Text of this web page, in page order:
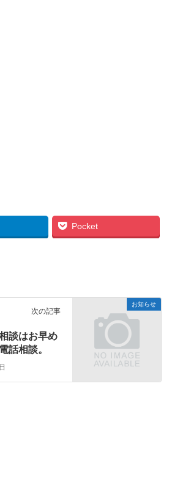
Pocket
お知らせ
次の記事
談はお早め
話相談。